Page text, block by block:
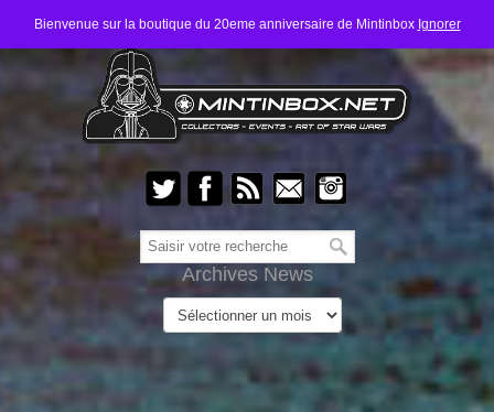
Bienvenue sur la boutique du 20eme anniversaire de Mintinbox Ignorer
Archives News